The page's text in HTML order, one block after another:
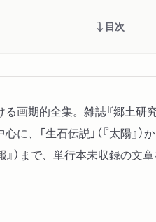
目次
画期的全集。雑誌『郷土研
、「生石伝説」（『太陽』）
』）まで、単行本未収録の文